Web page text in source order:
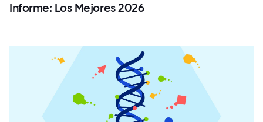
Informe: Los Mejores 2026